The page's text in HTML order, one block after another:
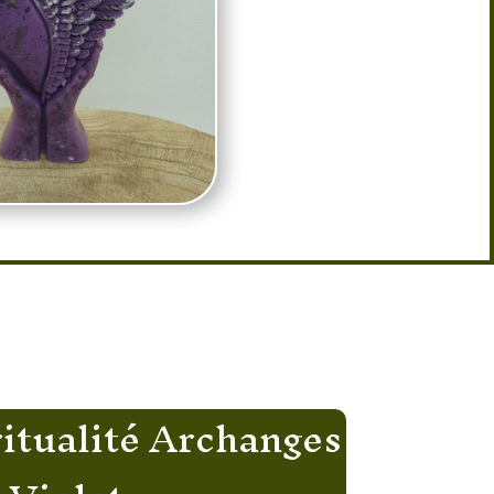
Archanges